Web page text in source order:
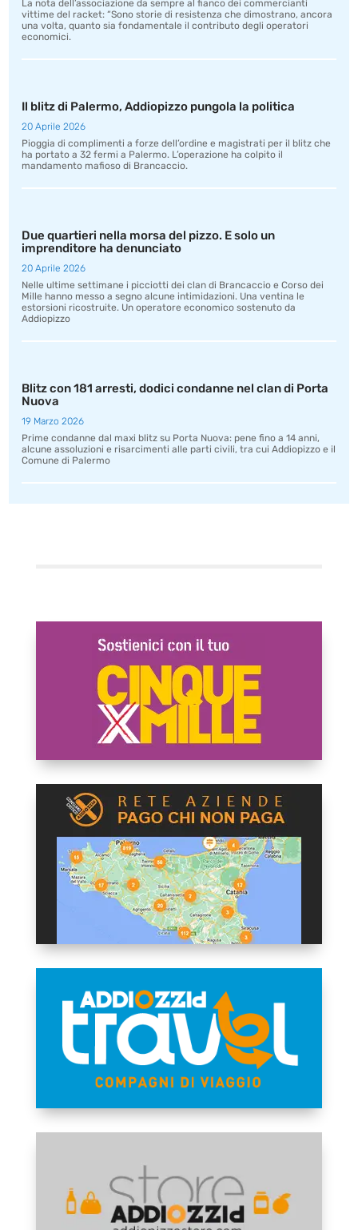
La nota dell’associazione da sempre al fianco dei commercianti
vittime del racket: “Sono storie di resistenza che dimostrano, ancora
una volta, quanto sia fondamentale il contributo degli operatori
economici.
Il blitz di Palermo, Addiopizzo pungola la politica
20 Aprile 2026
Pioggia di complimenti a forze dell’ordine e magistrati per il blitz che
ha portato a 32 fermi a Palermo. L’operazione ha colpito il
mandamento mafioso di Brancaccio.
Due quartieri nella morsa del pizzo. E solo un
imprenditore ha denunciato
20 Aprile 2026
Nelle ultime settimane i picciotti dei clan di Brancaccio e Corso dei
Mille hanno messo a segno alcune intimidazioni. Una ventina le
estorsioni ricostruite. Un operatore economico sostenuto da
Addiopizzo
Blitz con 181 arresti, dodici condanne nel clan di Porta
Nuova
19 Marzo 2026
Prime condanne dal maxi blitz su Porta Nuova: pene fino a 14 anni,
alcune assoluzioni e risarcimenti alle parti civili, tra cui Addiopizzo e il
Comune di Palermo